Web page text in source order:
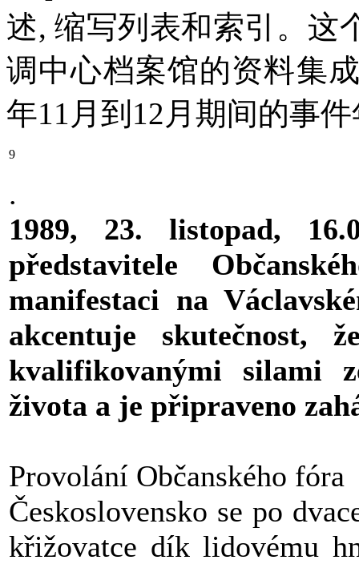
述, 缩写列表和索引。这
调中心档案馆的资料集
年11月到12月期间的事
9
.
1989, 23. listopad,
představitele
manifestaci na
akcentuje skutečnost,
kvalifikovanými silami
života a je připraveno
Provolání Občanského fóra
Československo se po
křižovatce dík lidovému